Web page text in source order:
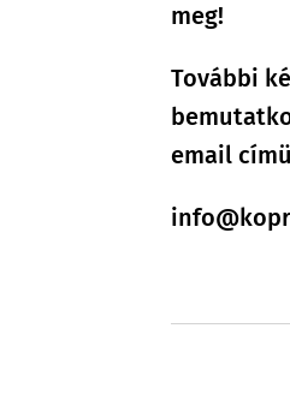
meg!
További
email